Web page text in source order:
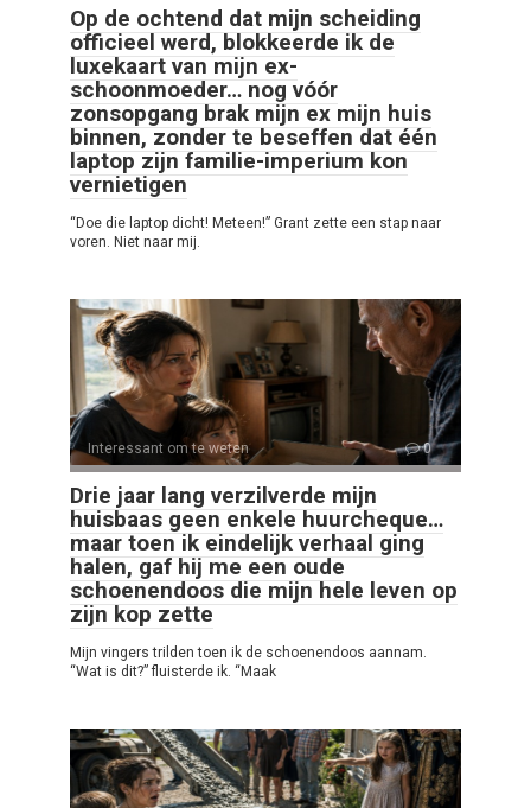
Op de ochtend dat mijn scheiding
officieel werd, blokkeerde ik de
luxekaart van mijn ex-
schoonmoeder… nog vóór
zonsopgang brak mijn ex mijn huis
binnen, zonder te beseffen dat één
laptop zijn familie-imperium kon
vernietigen
“Doe die laptop dicht! Meteen!” Grant zette een stap naar
voren. Niet naar mij.
Interessant om te weten 0
Drie jaar lang verzilverde mijn
huisbaas geen enkele huurcheque…
maar toen ik eindelijk verhaal ging
halen, gaf hij me een oude
schoenendoos die mijn hele leven op
zijn kop zette
Mijn vingers trilden toen ik de schoenendoos aannam.
“Wat is dit?” fluisterde ik. “Maak